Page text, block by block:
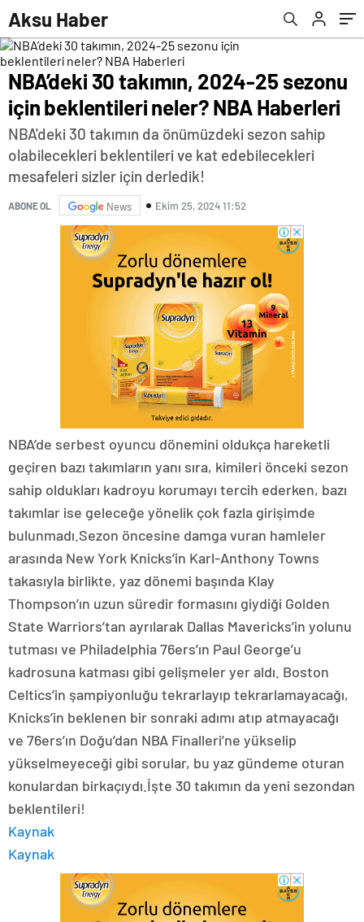
Aksu Haber
NBA’deki 30 takımın, 2024-25 sezonu
için beklentileri neler? NBA Haberleri
NBA'deki 30 takımın da önümüzdeki sezon sahip
olabilecekleri beklentileri ve kat edebilecekleri
mesafeleri sizler için derledik!
ABONE OL News Ekim 25, 2024 11:52
NBA’de serbest oyuncu dönemini oldukça hareketli
geçiren bazı takımların yanı sıra, kimileri önceki sezon
sahip oldukları kadroyu korumayı tercih ederken, bazı
takımlar ise geleceğe yönelik çok fazla girişimde
bulunmadı.Sezon öncesine damga vuran hamleler
arasında New York Knicks’in Karl-Anthony Towns
takasıyla birlikte, yaz dönemi başında Klay
Thompson’ın uzun süredir formasını giydiği Golden
State Warriors’tan ayrılarak Dallas Mavericks’in yolunu
tutması ve Philadelphia 76ers’ın Paul George’u
kadrosuna katması gibi gelişmeler yer aldı. Boston
Celtics’in şampiyonluğu tekrarlayıp tekrarlamayacağı,
Knicks’in beklenen bir sonraki adımı atıp atmayacağı
ve 76ers’ın Doğu’dan NBA Finalleri’ne yükselip
yükselmeyeceği gibi sorular, bu yaz gündeme oturan
konulardan birkaçıydı.İşte 30 takımın da yeni sezondan
beklentileri!
Kaynak
Kaynak